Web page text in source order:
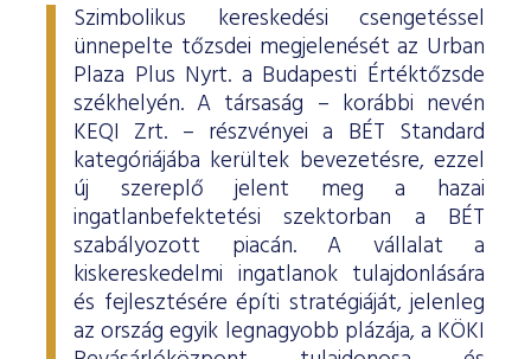
Szimbolikus kereskedési csengetéssel
ünnepelte tőzsdei megjelenését az Urban
Plaza Plus Nyrt. a Budapesti Értéktőzsde
székhelyén. A társaság – korábbi nevén
KEQI Zrt. – részvényei a BÉT Standard
kategóriájába kerültek bevezetésre, ezzel
új szereplő jelent meg a hazai
ingatlanbefektetési szektorban a BÉT
szabályozott piacán. A vállalat a
kiskereskedelmi ingatlanok tulajdonlására
és fejlesztésére építi stratégiáját, jelenleg
az ország egyik legnagyobb plázája, a KÖKI